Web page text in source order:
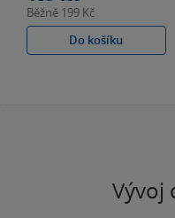
Běžně 199 Kč
Do košíku
Vývoj